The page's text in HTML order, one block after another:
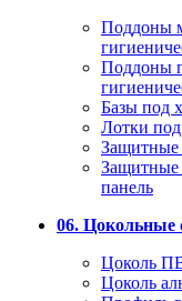
Поддоны
Поддоны
Базы под
Лотки
Защитные
Защитные
панель
06. Цокольные
Цоколь
Цоколь